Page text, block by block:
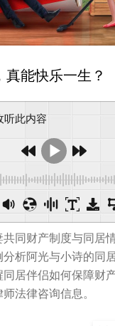
真能快乐一生？
听此内容
共同财产制度与同居
分析阿光与小诗的同
同居伴侣如何保障财
法律咨询信息。